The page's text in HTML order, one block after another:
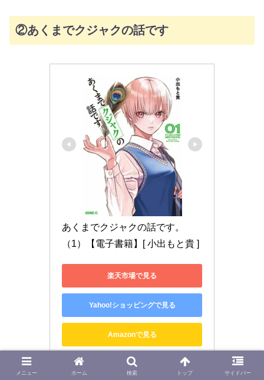
②あくまでクジャクの話です
あくまでクジャクの話です。
（1）【電子書籍】[ 小出もと貴 ]
楽天市場で見る
Yahoo!ショッピングで見る
Amazonで見る
メニュー ホーム 検索 トップ サイドバー